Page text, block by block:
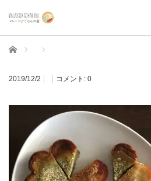
ホーム
2019/12/2 コメント: 0